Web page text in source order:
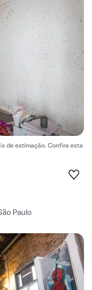
de estimação. Confira esta
Paulo